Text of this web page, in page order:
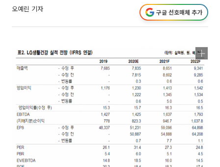
오예린 기자 구글 선호매체 추가